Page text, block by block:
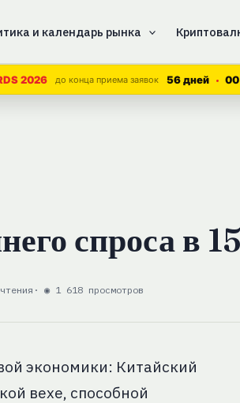
и календарь рынка
2026 до конца приема заявок 56 дней 00
спроса в
· ◉ 1 618 просмотров
экономики: Китайский
вехе, способной